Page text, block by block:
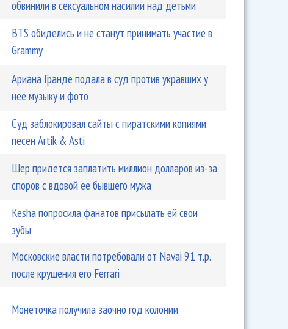
обвинили в сексуальном насилии над детьми
BTS обиделись и не станут принимать участие в
Grammy
Ариана Гранде подала в суд против укравших у
нее музыку и фото
Суд заблокировал сайты с пиратскими копиями
песен Artik & Asti
Шер придется заплатить миллион долларов из-за
споров с вдовой ее бывшего мужа
Kesha попросила фанатов присылать ей свои
зубы
Московские власти потребовали от Navai 91 т.р.
после крушения его Ferrari
Монеточка получила заочно год колонии